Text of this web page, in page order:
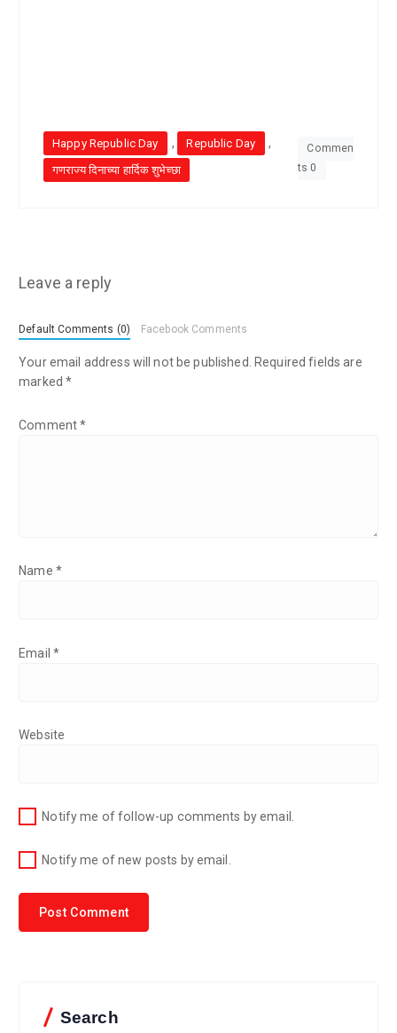
Happy Republic Day , Republic Day ,
गणराज्य दिनाच्या हार्दिक शुभेच्छा
Commen
ts 0
Leave a reply
Default Comments (0) Facebook Comments
Your email address will not be published. Required fields are
marked*
Comment*
Name *
Email *
Website
Notify me of follow-up comments by email.
Notify me of new posts by email.
Search